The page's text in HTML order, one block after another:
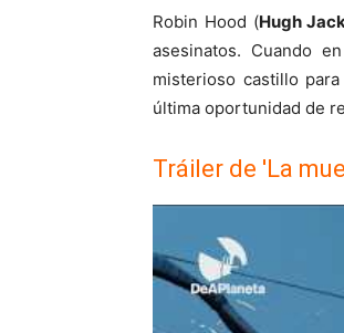
Robin Hood (Hugh
asesinatos. Cuando
misterioso castillo
última oportunidad de
Tráiler de 'La